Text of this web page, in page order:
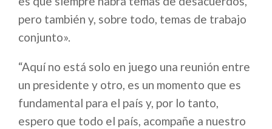
pero también y, sobre todo, temas de trabajo
conjunto».
“Aquí no está solo en juego una reunión entre
un presidente y otro, es un momento que es
fundamental para el país y, por lo tanto,
espero que todo el país, acompañe a nuestro